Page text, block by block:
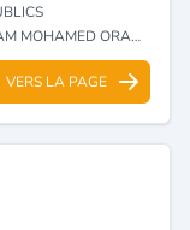
ORAN - ORAN
VERS LA PAGE